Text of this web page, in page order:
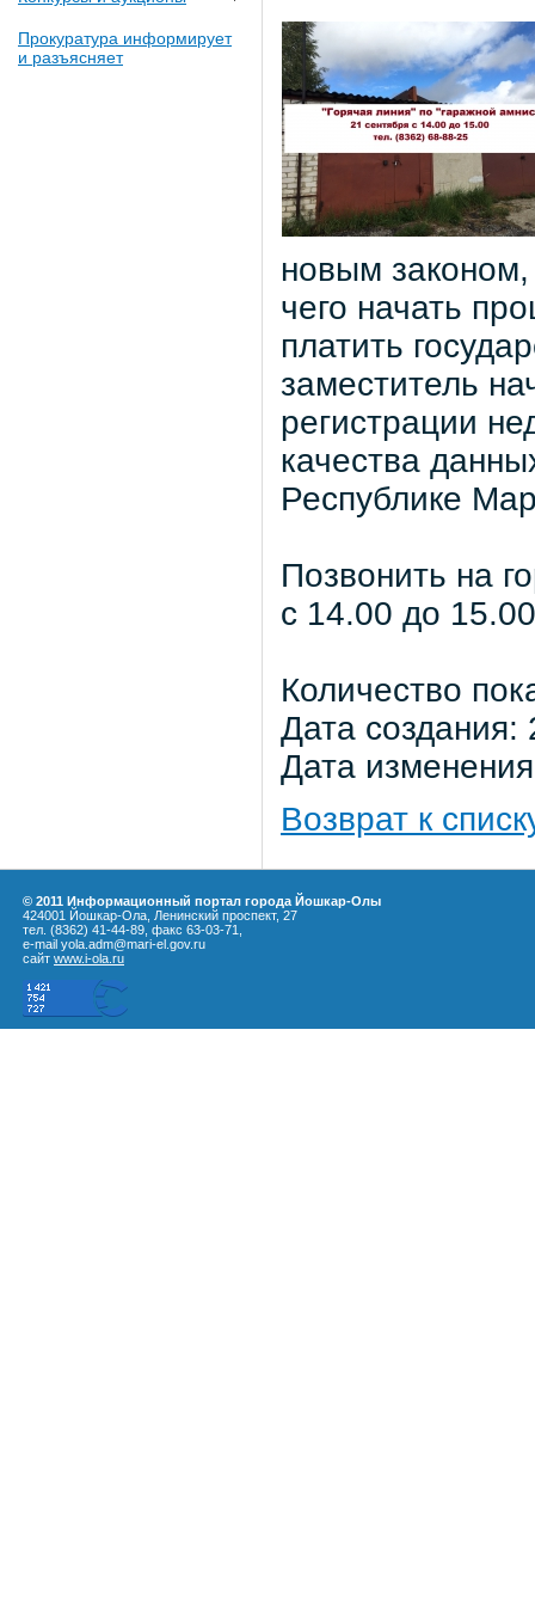
Прокуратура информирует
и разъясняет
новым законом,
чего начать
платить
заместитель
регистрации
качества
Республике
Позвонить на
с 14.00 до
Количество
Дата
Дата
Возврат к
© 2011 Информационный портал города Йошкар-Олы
424001 Йошкар-Ола, Ленинский проспект, 27
тел. (8362) 41-44-89, факс 63-03-71,
e-mail yola.adm@mari-el.gov.ru
сайт www.i-ola.ru